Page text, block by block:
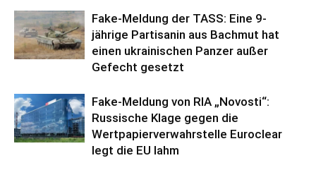
Fake-Meldung der TASS: Eine 9-
jährige Partisanin aus Bachmut hat
einen ukrainischen Panzer außer
Gefecht gesetzt
Fake-Meldung von RIA „Novosti“:
Russische Klage gegen die
Wertpapierverwahrstelle Euroclear
legt die EU lahm